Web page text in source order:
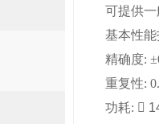
可提供
基本性
精确度: ±
重复性:
功耗: 